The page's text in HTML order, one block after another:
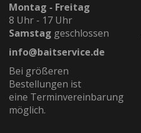
Montag - Freitag
8 Uhr - 17 Uhr
Samstag geschlossen
info@baitservice.de
Bei größeren
Bestellungen ist
eine Terminvereinbarung
möglich.